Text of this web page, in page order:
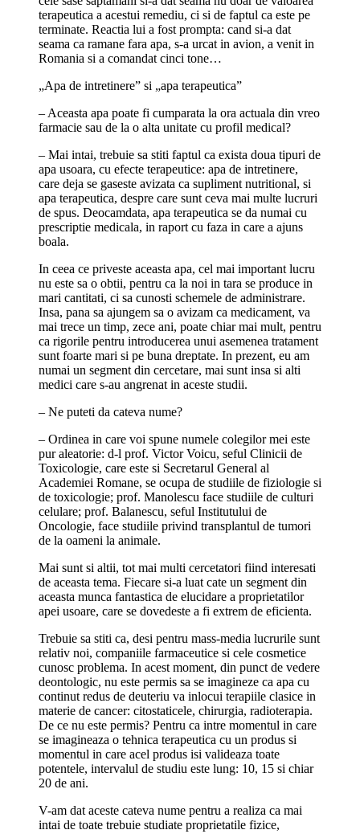
terapeutica a acestui remediu, ci si de faptul ca este pe
terminate. Reactia lui a fost prompta: cand si-a dat
seama ca ramane fara apa, s-a urcat in avion, a venit in
Romania si a comandat cinci tone…
„Apa de intretinere” si „apa terapeutica”
– Aceasta apa poate fi cumparata la ora actuala din vreo
farmacie sau de la o alta unitate cu profil medical?
– Mai intai, trebuie sa stiti faptul ca exista doua tipuri de
apa usoara, cu efecte terapeutice: apa de intretinere,
care deja se gaseste avizata ca supliment nutritional, si
apa terapeutica, despre care sunt ceva mai multe lucruri
de spus. Deocamdata, apa terapeutica se da numai cu
prescriptie medicala, in raport cu faza in care a ajuns
boala.
In ceea ce priveste aceasta apa, cel mai important lucru
nu este sa o obtii, pentru ca la noi in tara se produce in
mari cantitati, ci sa cunosti schemele de administrare.
Insa, pana sa ajungem sa o avizam ca medicament, va
mai trece un timp, zece ani, poate chiar mai mult, pentru
ca rigorile pentru introducerea unui asemenea tratament
sunt foarte mari si pe buna dreptate. In prezent, eu am
numai un segment din cercetare, mai sunt insa si alti
medici care s-au angrenat in aceste studii.
– Ne puteti da cateva nume?
– Ordinea in care voi spune numele colegilor mei este
pur aleatorie: d-l prof. Victor Voicu, seful Clinicii de
Toxicologie, care este si Secretarul General al
Academiei Romane, se ocupa de studiile de fiziologie si
de toxicologie; prof. Manolescu face studiile de culturi
celulare; prof. Balanescu, seful Institutului de
Oncologie, face studiile privind transplantul de tumori
de la oameni la animale.
Mai sunt si altii, tot mai multi cercetatori fiind interesati
de aceasta tema. Fiecare si-a luat cate un segment din
aceasta munca fantastica de elucidare a proprietatilor
apei usoare, care se dovedeste a fi extrem de eficienta.
Trebuie sa stiti ca, desi pentru mass-media lucrurile sunt
relativ noi, companiile farmaceutice si cele cosmetice
cunosc problema. In acest moment, din punct de vedere
deontologic, nu este permis sa se imagineze ca apa cu
continut redus de deuteriu va inlocui terapiile clasice in
materie de cancer: citostaticele, chirurgia, radioterapia.
De ce nu este permis? Pentru ca intre momentul in care
se imagineaza o tehnica terapeutica cu un produs si
momentul in care acel produs isi valideaza toate
potentele, intervalul de studiu este lung: 10, 15 si chiar
20 de ani.
V-am dat aceste cateva nume pentru a realiza ca mai
intai de toate trebuie studiate proprietatile fizice,